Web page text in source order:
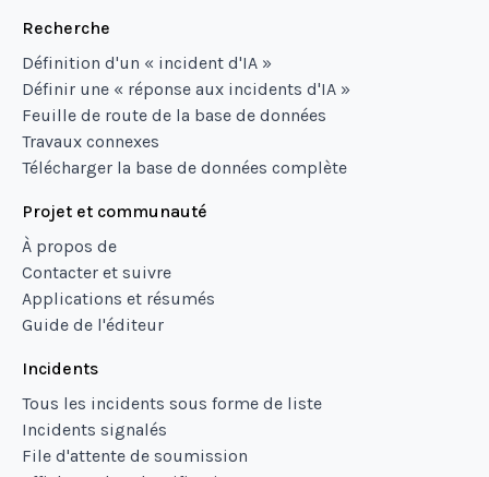
Recherche
Définition d'un « incident d'IA »
Définir une « réponse aux incidents d'IA »
Feuille de route de la base de données
Travaux connexes
Télécharger la base de données complète
Projet et communauté
À propos de
Contacter et suivre
Applications et résumés
Guide de l'éditeur
Incidents
Tous les incidents sous forme de liste
Incidents signalés
File d'attente de soumission